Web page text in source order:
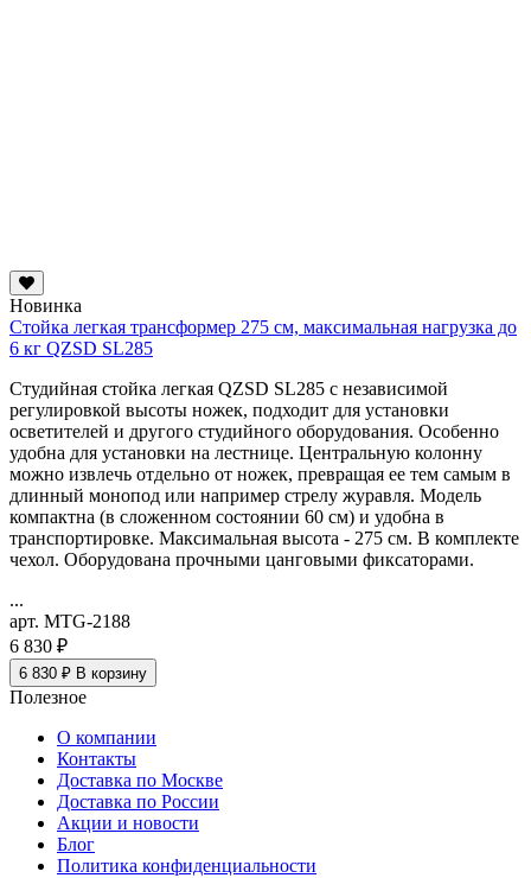
Новинка
Стойка легкая трансформер 275 см, максимальная нагрузка до
6 кг QZSD SL285
Студийная стойка легкая QZSD SL285 с независимой
регулировкой высоты ножек, подходит для установки
осветителей и другого студийного оборудования. Особенно
удобна для установки на лестнице. Центральную колонну
можно извлечь отдельно от ножек, превращая ее тем самым в
длинный монопод или например стрелу журавля. Модель
компактна (в сложенном состоянии 60 см) и удобна в
транспортировке. Максимальная высота - 275 см. В комплекте
чехол. Оборудована прочными цанговыми фиксаторами.
...
арт. MTG-2188
6 830 ₽
6 830 ₽ В корзину
Полезное
О компании
Контакты
Доставка по Москве
Доставка по России
Акции и новости
Блог
Политика конфиденциальности